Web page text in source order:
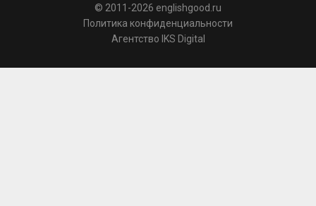
© 2011-2026 englishgood.ru
Политика конфиденциальности
Агентство IKS Digital